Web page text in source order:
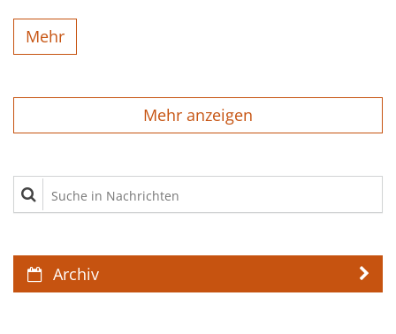
Mehr
Mehr anzeigen
Suche in Nachrichten
Archiv